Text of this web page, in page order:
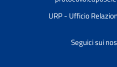
URP - Ufficio
Seguici sui